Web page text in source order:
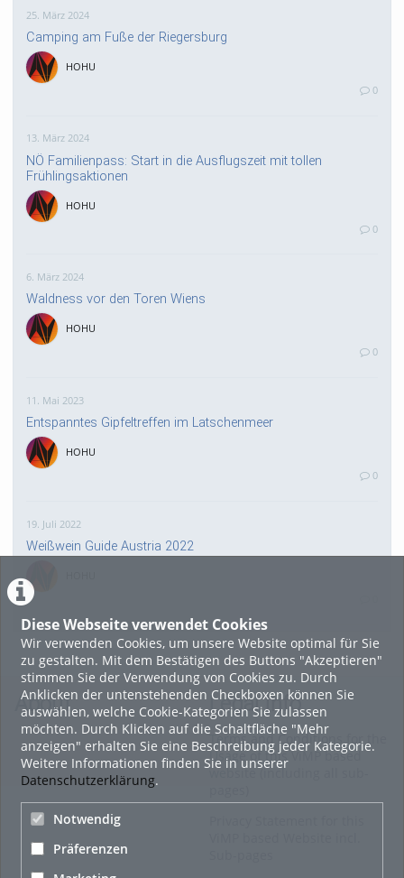
Diese Webseite verwendet Cookies
Wir verwenden Cookies, um unsere Website optimal für Sie
zu gestalten. Mit dem Bestätigen des Buttons "Akzeptieren"
stimmen Sie der Verwendung von Cookies zu. Durch
Anklicken der untenstehenden Checkboxen können Sie
auswählen, welche Cookie-Kategorien Sie zulassen
möchten. Durch Klicken auf die Schaltfläche "Mehr
anzeigen" erhalten Sie eine Beschreibung jeder Kategorie.
Weitere Informationen finden Sie in unserer
Datenschutzerklärung.
Notwendig
Präferenzen
25. März 2024
Camping am Fuße der Riegersburg
HOHU
0
13. März 2024
NÖ Familienpass: Start in die Ausflugszeit mit tollen
Frühlingsaktionen
HOHU
0
6. März 2024
Waldness vor den Toren Wiens
HOHU
0
11. Mai 2023
Entspanntes Gipfeltreffen im Latschenmeer
HOHU
0
19. Juli 2022
Weißwein Guide Austria 2022
16. Mai 2022
neuer Test-Newsbeitrag
HOHU
9. Mai 2022
¨Haager Lies reloaded“ - der neue Top-Radweg in OÖ
verbindet
About Legal Info
Terms and Conditions for the
Usage of this ViMP based
website (including all sub-